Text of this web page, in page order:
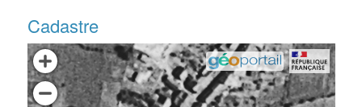
Cadastre